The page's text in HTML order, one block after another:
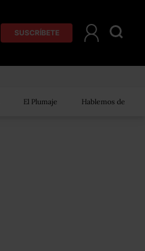
SUSCRÍBETE
El Plumaje Hablemos de